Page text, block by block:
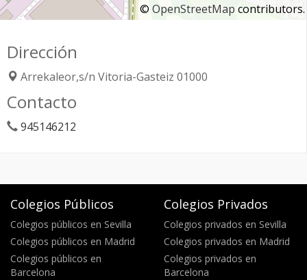
© OpenStreetMap contributors.
Dirección
Arrekaleor,s/n Vitoria-Gasteiz 01000
Contacto
945146212
Colegios Públicos
Colegios públicos en Sevilla
Colegios públicos en Madrid
Colegios públicos en
Barcelona
Colegios Privados
Colegios privados en Sevilla
Colegios privados en Madrid
Colegios privados en
Barcelona